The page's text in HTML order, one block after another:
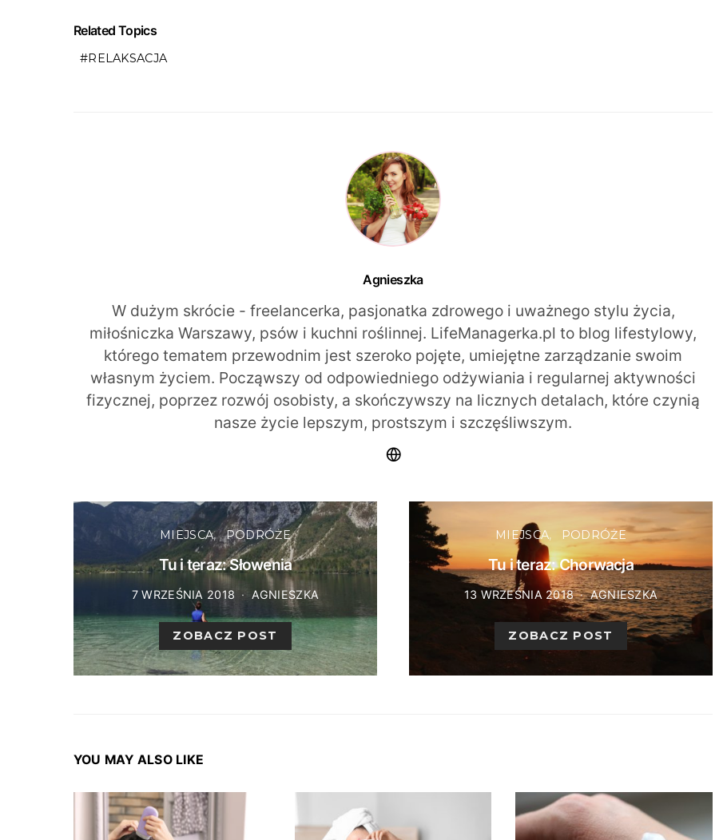
Related Topics
RELAKSACJA
Agnieszka
W dużym skrócie - freelancerka, pasjonatka zdrowego i uważnego stylu życia,
miłośniczka Warszawy, psów i kuchni roślinnej. LifeManagerka.pl to blog lifestylowy,
którego tematem przewodnim jest szeroko pojęte, umiejętne zarządzanie swoim
własnym życiem. Począwszy od odpowiedniego odżywiania i regularnej aktywności
fizycznej, poprzez rozwój osobisty, a skończywszy na licznych detalach, które czynią
nasze życie lepszym, prostszym i szczęśliwszym.
MIEJSCA PODRÓŻE
Tu i teraz: Słowenia
7 WRZEŚNIA 2018 AGNIESZKA
ZOBACZ POST
MIEJSCA PODRÓŻE
Tu i teraz: Chorwacja
13 WRZEŚNIA 2018 AGNIESZKA
ZOBACZ POST
YOU MAY ALSO LIKE